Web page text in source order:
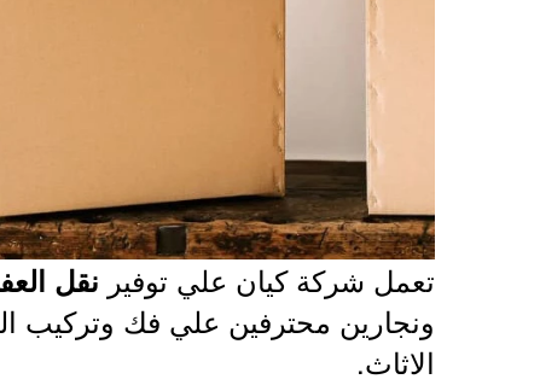
تعمل شركة كيان علي توفير نقل
ونجارين محترفين علي فك وتركيب
الاثاث.